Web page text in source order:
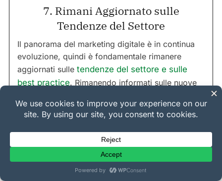
7. Rimani Aggiornato sulle
Tendenze del Settore
Il panorama del marketing digitale è in continua
evoluzione, quindi è fondamentale rimanere
aggiornati sulle tendenze del settore e sulle
best practice. Rimanendo informati sulle nuove
adattare la tua strategia di affiliazione per stare al
passo con la concorrenza e massimizzare il tuo
potenziale di guadagno.
FAQ: Affiliate Marketing per
Venditori Digitali